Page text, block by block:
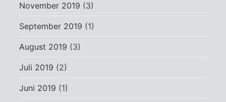
November 2019 (3)
September 2019 (1)
August 2019 (3)
Juli 2019 (2)
Juni 2019 (1)